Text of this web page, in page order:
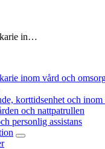
in…
inom vård och
korttidsenhet och
och nattpatrullen
personlig assistans